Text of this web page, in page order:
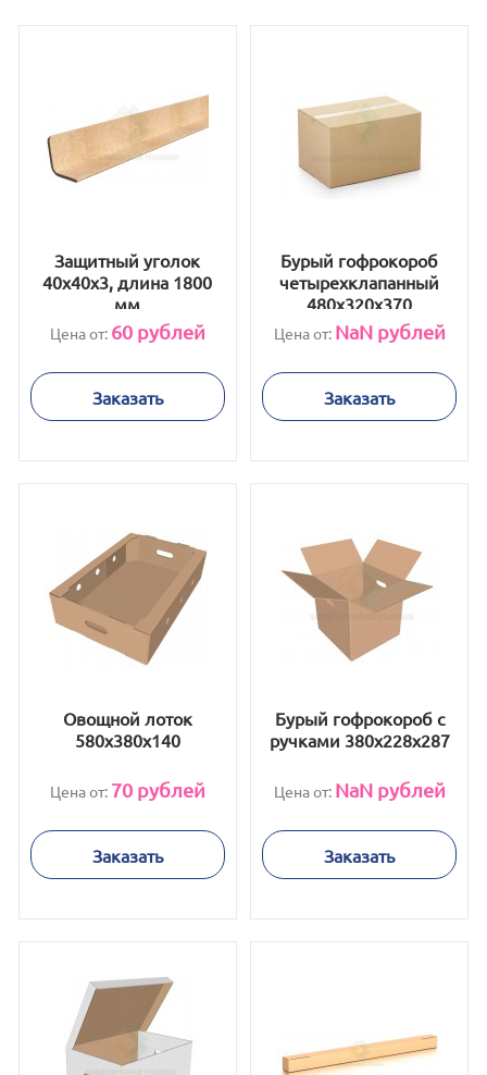
Защитный уголок
40х40х3, длина 1800
мм
Цена от: 60рублей
Заказать
Бурый гофрокороб
четырехклапанный
480х320х370
Цена от: NaNрублей
Заказать
Овощной лоток
580х380х140
Цена от: 70рублей
Заказать
Бурый гофрокороб с
ручками 380х228х287
Цена от: NaNрублей
Заказать